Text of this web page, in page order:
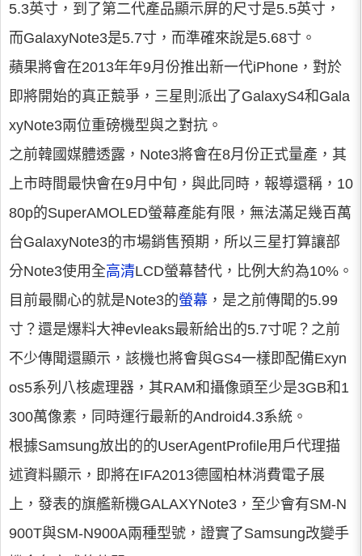
5.3英寸，到了第二代產品顯示屏的尺寸是5.5英寸，
而GalaxyNote3是5.7寸，而準確來說是5.68寸。
蘋果將會在2013年年9月份推出新一代iPhone，對於
即將開始的真正競爭，三星則派出了GalaxyS4和Gala
xyNote3兩位重磅機型與之對抗。
之前韓國媒體透露，Note3將會在8月份正式量產，其
上市時間最快會在9月中旬，與此同時，報導還稱，10
80p的SuperAMOLED螢幕產能有限，無法滿足幾百萬
台GalaxyNote3的市場銷售預期，所以三星打算讓部
分Note3使用全高清LCD螢幕替代，比例大約為10%。
目前最關心的就是Note3的螢幕 ，是之前傳聞的5.99
寸？還是爆料大神evleaks最新給出的5.7寸呢？之前
不少傳聞還顯示，該機也將會與GS4一樣即配備Exyn
os5系列八核處理器，其RAM和攝像頭至少是3GB和1
300萬像素，同時運行最新的Android4.3系統。
根據Samsung放出的的UserAgentProfile用戶代理描
述資料顯示，即將在IFA2013德國柏林消費電子展
上，發表的旗艦新機GALAXYNote3，至少會有SM-N
900T與SM-N900A兩種型號，證實了Samsung改變手